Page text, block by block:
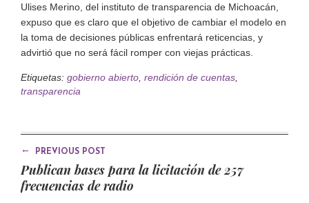
Ulises Merino, del instituto de transparencia de Michoacán,
expuso que es claro que el objetivo de cambiar el modelo en
la toma de decisiones públicas enfrentará reticencias, y
advirtió que no será fácil romper con viejas prácticas.
Etiquetas: gobierno abierto rendición de cuentas
transparencia
← PREVIOUS POST
Publican bases para la licitación de 257
frecuencias de radio